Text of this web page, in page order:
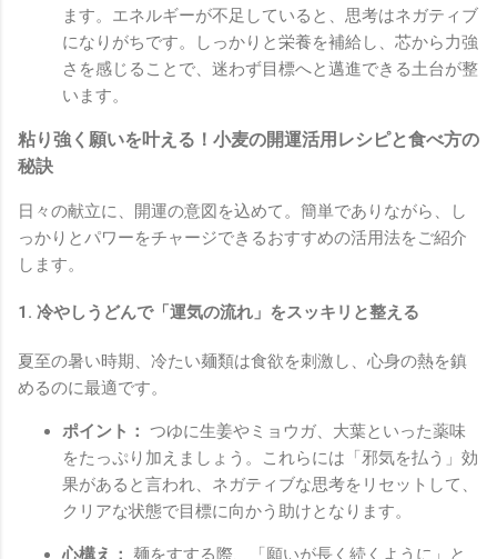
ます。エネルギーが不足していると、思考はネガティブ
になりがちです。しっかりと栄養を補給し、芯から力強
さを感じることで、迷わず目標へと邁進できる土台が整
います。
粘り強く願いを叶える！小麦の開運活用レシピと食べ方の
秘訣
日々の献立に、開運の意図を込めて。簡単でありながら、し
っかりとパワーをチャージできるおすすめの活用法をご紹介
します。
1. 冷やしうどんで「運気の流れ」をスッキリと整える
夏至の暑い時期、冷たい麺類は食欲を刺激し、心身の熱を鎮
めるのに最適です。
ポイント：
つゆに生姜やミョウガ、大葉といった薬味
をたっぷり加えましょう。これらには「邪気を払う」効
果があると言われ、ネガティブな思考をリセットして、
クリアな状態で目標に向かう助けとなります。
心構え： 麺をすする際、「願いが長く続くように」と